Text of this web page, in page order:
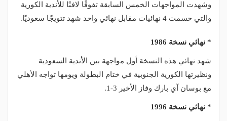
وشهدت المواجهات الخمس السابقة تفوقًا لافتًا للأندية الكورية
والتي حسمت 4 نهائيات مقابل نهائي واحد شهد تتويجًا سعوديًا.
* نهائي نسخة 1986
شهد نهائي هذه النسخة أول مواجهة بين الأندية السعودية
ونظيرتها الكورية الجنوبية في ختام البطولة ويومها تواجه الأهلي
مع بوسان آي بارك وفاز الأخير 3-1.
* نهائي نسخة 1996